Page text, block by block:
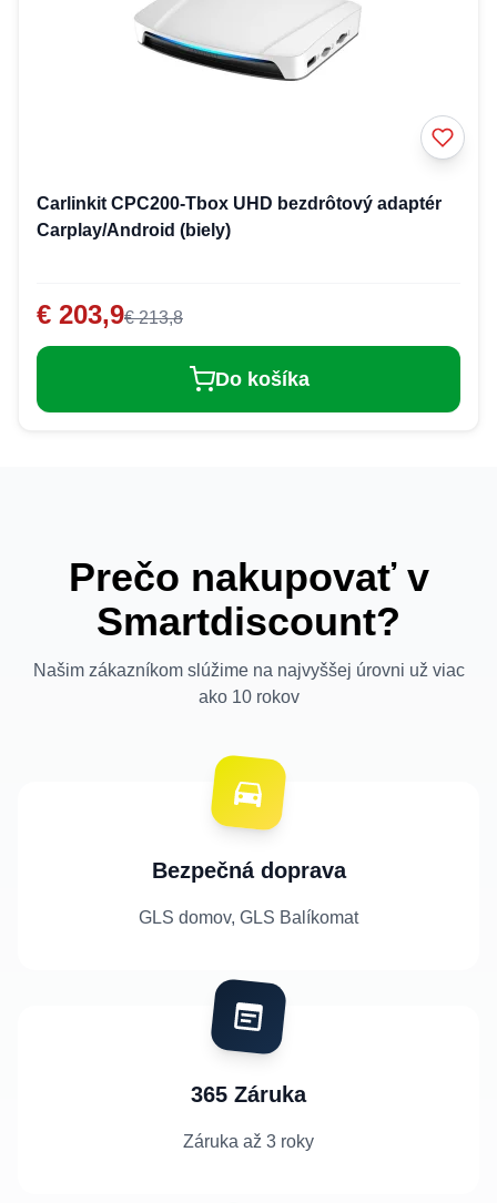
Carlinkit CPC200-Tbox UHD bezdrôtový adaptér
Carplay/Android (biely)
€ 203,9€ 213,8
Do košíka
Prečo nakupovať v
Smartdiscount?
Našim zákazníkom slúžime na najvyššej úrovni už viac
ako 10 rokov
Bezpečná doprava
GLS domov, GLS Balíkomat
365 Záruka
Záruka až 3 roky